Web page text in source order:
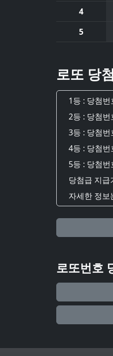
4
5
로또 당
1등 : 당첨
2등 : 당첨
3등 : 당첨
4등 : 당첨
5등 : 당첨
당첨급 지
자세한 정
로또번호